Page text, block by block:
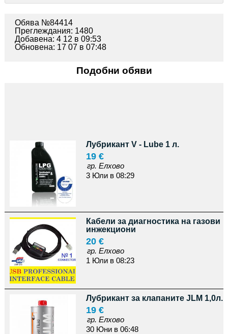
Обява №84414
Преглеждания: 1480
Добавена: 4 12 в 09:53
Обновена: 17 07 в 07:48
Подобни обяви
Лубрикант V - Lube 1 л.
19 €
гр. Елхово
3 Юли в 08:29
Кабели за диагностика на газови
инжекциони
20 €
гр. Елхово
1 Юли в 08:23
Лубрикант за клапаните JLM 1,0л.
19 €
гр. Елхово
30 Юни в 06:48